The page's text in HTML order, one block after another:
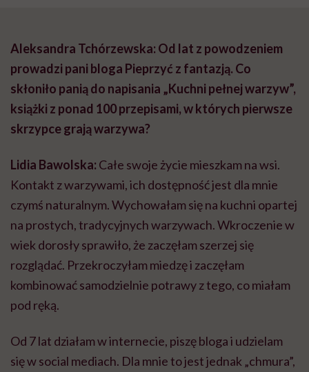
Aleksandra Tchórzewska: Od lat z powodzeniem
prowadzi pani bloga Pieprzyć z fantazją. Co
skłoniło panią do napisania „Kuchni pełnej warzyw”,
książki z ponad 100 przepisami, w których pierwsze
skrzypce grają warzywa?
Lidia Bawolska: Całe swoje życie mieszkam na wsi.
Kontakt z warzywami, ich dostępność jest dla mnie
czymś naturalnym. Wychowałam się na kuchni opartej
na prostych, tradycyjnych warzywach. Wkroczenie w
wiek dorosły sprawiło, że zaczęłam szerzej się
rozglądać. Przekroczyłam miedzę i zaczęłam
kombinować samodzielnie potrawy z tego, co miałam
pod ręką.
Od 7 lat działam w internecie, piszę bloga i udzielam
się w social mediach. Dla mnie to jest jednak „chmura”,